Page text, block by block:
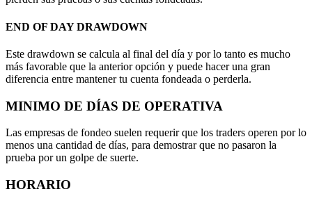
END OF DAY DRAWDOWN
Este drawdown se calcula al final del día y por lo tanto es mucho
más favorable que la anterior opción y puede hacer una gran
diferencia entre mantener tu cuenta fondeada o perderla.
MINIMO DE DÍAS DE OPERATIVA
Las empresas de fondeo suelen requerir que los traders operen por lo
menos una cantidad de días, para demostrar que no pasaron la
prueba por un golpe de suerte.
HORARIO